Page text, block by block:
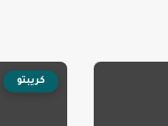
كريبتو